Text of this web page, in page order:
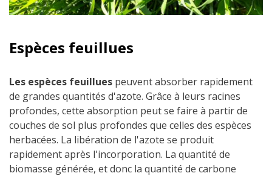
Espèces feuillues
Les espèces feuillues peuvent absorber rapidement
de grandes quantités d'azote. Grâce à leurs racines
profondes, cette absorption peut se faire à partir de
couches de sol plus profondes que celles des espèces
herbacées. La libération de l'azote se produit
rapidement après l'incorporation. La quantité de
biomasse générée, et donc la quantité de carbone